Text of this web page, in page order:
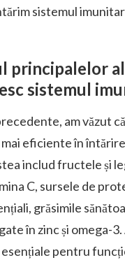
sistemul
principalelor
sistemul
am văzut
eficiente în
includ fructele și
C, sursele de
grăsimile
în zinc și omega-
pentru